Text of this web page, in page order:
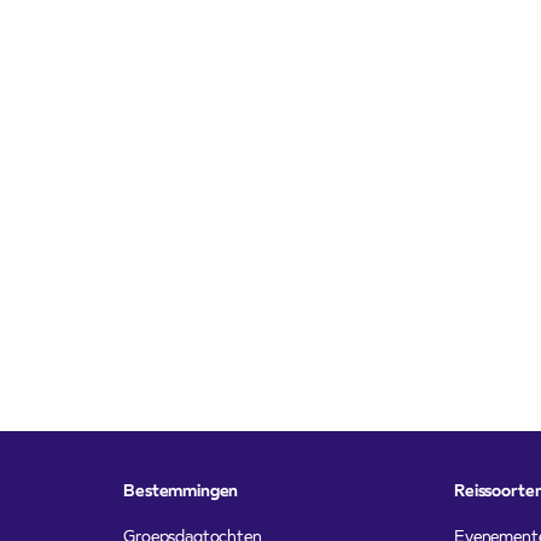
Bestemmingen
Groepsdagtochten